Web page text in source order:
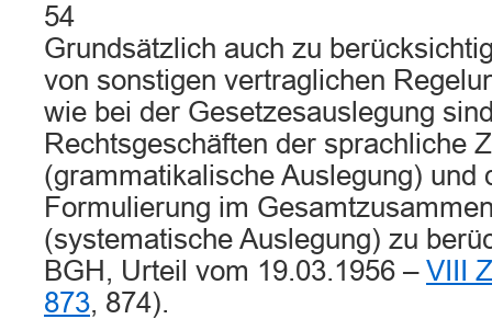
54
Grundsätzlich auch zu
von sonstigen vertraglichen
wie bei der Gesetzesauslegung
Rechtsgeschäften der sprachliche
(grammatikalische Auslegung) und
Formulierung im
(systematische Auslegung) zu
BGH, Urteil vom 19.03.1956 – VIII
873, 874).